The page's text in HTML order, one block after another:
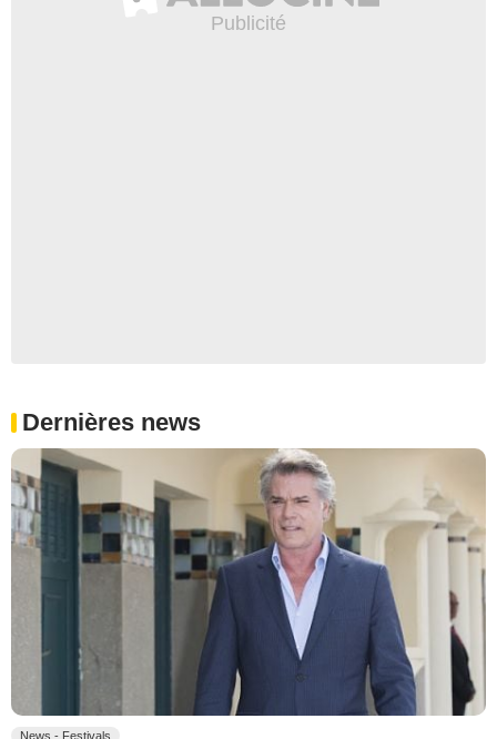
Dernières news
News - Festivals